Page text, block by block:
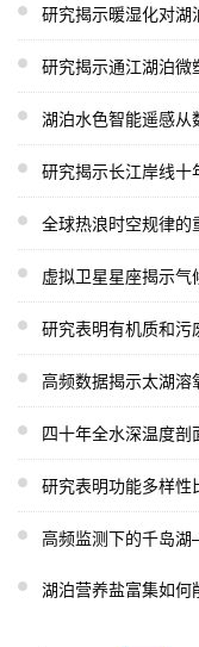
湖泊水色智能遥感
全球热浪时空规律的
高频数据揭示太湖
湖泊营养盐富集如何